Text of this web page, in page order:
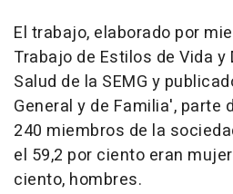
El trabajo, elaborado por
Trabajo de Estilos de Vida
Salud de la SEMG y
General y de Familia', parte
240 miembros de la
el 59,2 por ciento eran
ciento, hombres.